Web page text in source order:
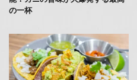
の一杯